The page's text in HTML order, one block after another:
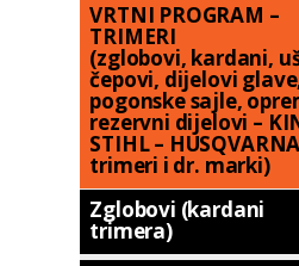
VRTNI PROGRAM –
TRIMERI
(zglobovi, kardani,
čepovi, dijelovi
pogonske sajle,
rezervni dijelovi –
STIHL – HUSQVARNA
trimeri i dr. marki)
Zglobovi (kardani
trimera)